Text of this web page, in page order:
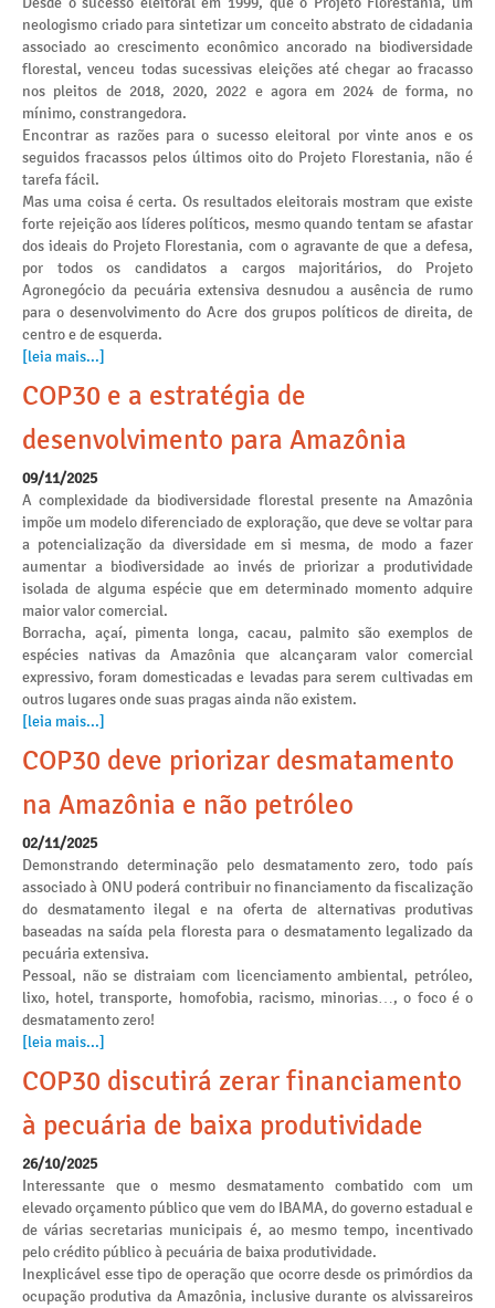
neologismo criado para sintetizar um conceito abstrato de cidadania
associado ao crescimento econômico ancorado na biodiversidade
florestal, venceu todas sucessivas eleições até chegar ao fracasso
nos pleitos de 2018, 2020, 2022 e agora em 2024 de forma, no
mínimo, constrangedora.
Encontrar as razões para o sucesso eleitoral por vinte anos e os
seguidos fracassos pelos últimos oito do Projeto Florestania, não é
tarefa fácil.
Mas uma coisa é certa. Os resultados eleitorais mostram que existe
forte rejeição aos líderes políticos, mesmo quando tentam se afastar
dos ideais do Projeto Florestania, com o agravante de que a defesa,
por todos os candidatos a cargos majoritários, do Projeto
Agronegócio da pecuária extensiva desnudou a ausência de rumo
para o desenvolvimento do Acre dos grupos políticos de direita, de
centro e de esquerda.
[leia mais...]
COP30 e a estratégia de
desenvolvimento para Amazônia
09/11/2025
A complexidade da biodiversidade florestal presente na Amazônia
impõe um modelo diferenciado de exploração, que deve se voltar para
a potencialização da diversidade em si mesma, de modo a fazer
aumentar a biodiversidade ao invés de priorizar a produtividade
isolada de alguma espécie que em determinado momento adquire
maior valor comercial.
Borracha, açaí, pimenta longa, cacau, palmito são exemplos de
espécies nativas da Amazônia que alcançaram valor comercial
expressivo, foram domesticadas e levadas para serem cultivadas em
outros lugares onde suas pragas ainda não existem.
[leia mais...]
COP30 deve priorizar desmatamento
na Amazônia e não petróleo
02/11/2025
Demonstrando determinação pelo desmatamento zero, todo país
associado à ONU poderá contribuir no financiamento da fiscalização
do desmatamento ilegal e na oferta de alternativas produtivas
baseadas na saída pela floresta para o desmatamento legalizado da
pecuária extensiva.
Pessoal, não se distraiam com licenciamento ambiental, petróleo,
lixo, hotel, transporte, homofobia, racismo, minorias…, o foco é o
desmatamento zero!
[leia mais...]
COP30 discutirá zerar financiamento
à pecuária de baixa produtividade
26/10/2025
Interessante que o mesmo desmatamento combatido com um
elevado orçamento público que vem do IBAMA, do governo estadual e
de várias secretarias municipais é, ao mesmo tempo, incentivado
pelo crédito público à pecuária de baixa produtividade.
Inexplicável esse tipo de operação que ocorre desde os primórdios da
ocupação produtiva da Amazônia, inclusive durante os alvissareiros